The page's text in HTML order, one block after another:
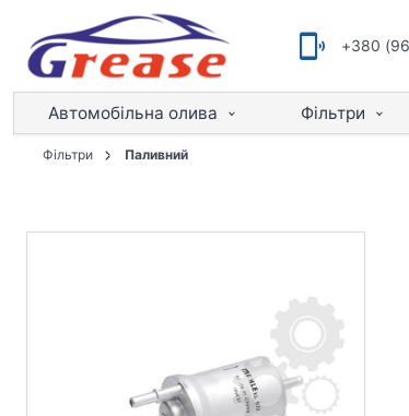
+380
Автомобільна олива Фільтри
Фільтри Паливний